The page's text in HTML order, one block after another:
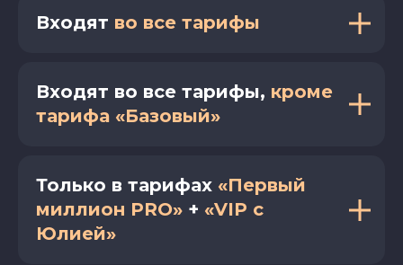
Входят во все тарифы
Входят во все тарифы, кроме
тарифа «Базовый»
Только в тарифах «Первый
миллион PRO» + «VIP с
Юлией»